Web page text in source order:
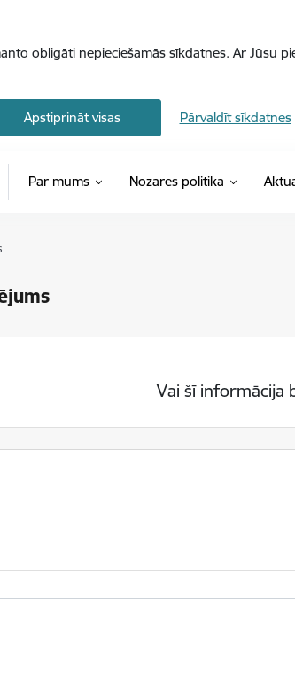
obligāti nepieciešamās sīkdatnes. Ar Jūsu
Apstiprināt visas Pārvaldīt sīkdatnes
Par mums Nozares politika
Vai šī informācija